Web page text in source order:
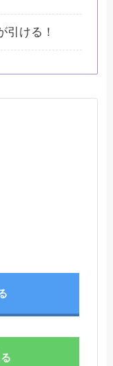
引ける！